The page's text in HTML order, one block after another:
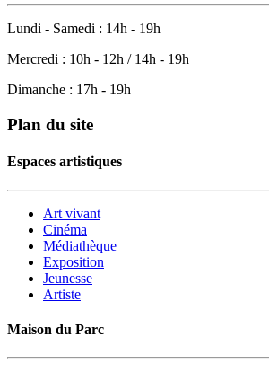
Lundi - Samedi : 14h - 19h
Mercredi : 10h - 12h / 14h - 19h
Dimanche : 17h - 19h
Plan du site
Espaces artistiques
Art vivant
Cinéma
Médiathèque
Exposition
Jeunesse
Artiste
Maison du Parc